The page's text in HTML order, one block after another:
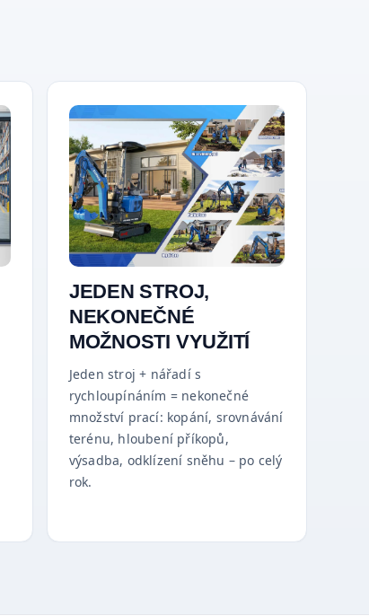
JEDEN STROJ,
NEKONEČNÉ
MOŽNOSTI VYUŽITÍ
Jeden stroj + nářadí s
rychloupínáním = nekonečné
množství prací: kopání, srovnávání
terénu, hloubení příkopů,
výsadba, odklízení sněhu – po celý
rok.